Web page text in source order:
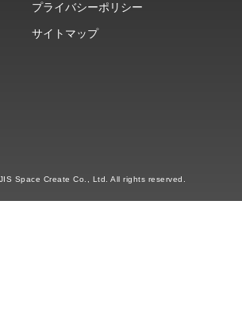
プライバシーポリシー
サイトマップ
Space Create Co., Ltd. All rights reserved.